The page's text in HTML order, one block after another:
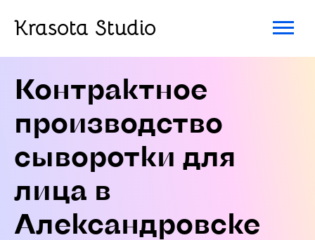
Krasota Studio
Контрактное
производство
сыворотки для
лица в
Александровске